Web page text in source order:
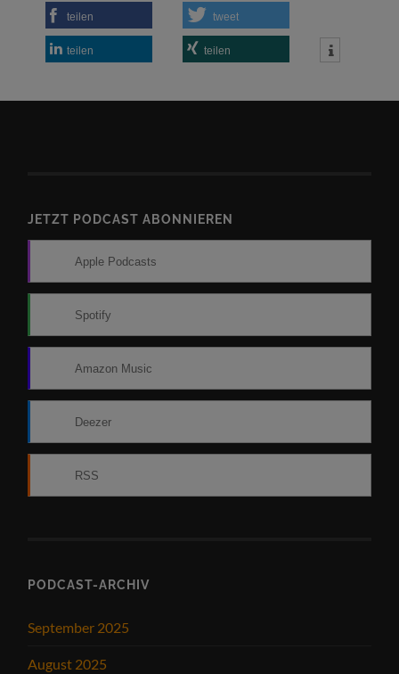
teilen tweet
teilen teilen
JETZT PODCAST ABONNIEREN
Apple Podcasts
Spotify
Amazon Music
Deezer
RSS
PODCAST-ARCHIV
September 2025
August 2025